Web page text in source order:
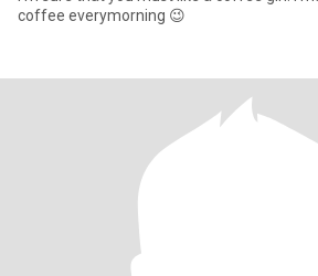
coffee everymorning 😉